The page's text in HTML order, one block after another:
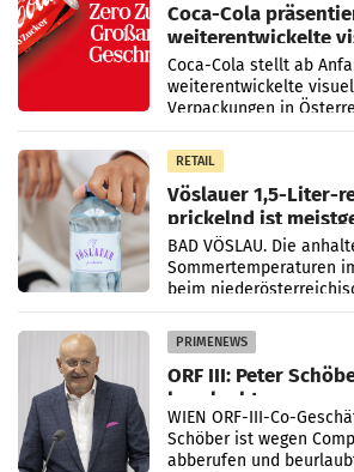
Coca-Cola
weiterentwickelte
Markenidentität
Coca-Cola stellt ab
weiterentwickelte
Verpackungen in
Mittelpunkt des
Gestaltungselemente
RETAIL
Vöslauer 1,5-Liter-
prickelnd ist
Österreichs
BAD VÖSLAU. Die
Sommertemperaturen
beim
Getränkehersteller
Absatzzuwächsen
PRIMENEWS
ORF III: Peter
beurlaubt
WIEN ORF-III-Co-
Schöber ist wegen
abberufen und